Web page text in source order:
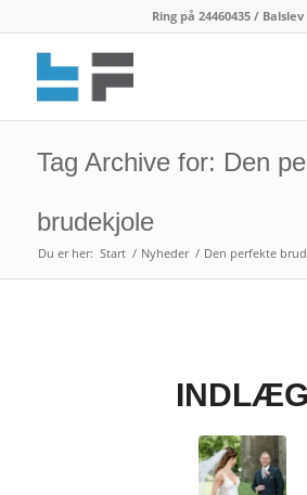
Ring på 24460435 /
Tag Archive for: Den
brudekjole
Du er her: Start / Nyheder / Den perfekte
INDLÆG